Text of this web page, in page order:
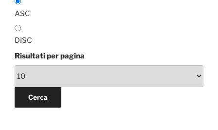
ASC
DISC
Risultati per pagina